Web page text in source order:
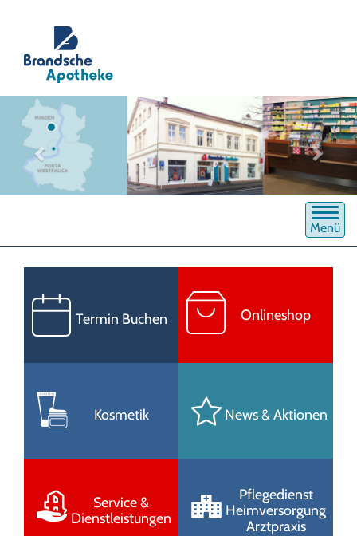
Menü
Termin Buchen Onlineshop
Kosmetik News & Aktionen
Service &
Dienstleistungen
Pflegedienst
Heimversorgung
Arztpraxis